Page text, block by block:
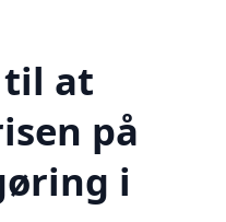
til at
på
i